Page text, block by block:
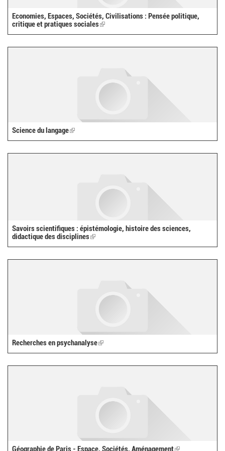
Economies, Espaces, Sociétés, Civilisations : Pensée politique,
critique et pratiques sociales(link
is
Science du langage(link
is
Savoirs scientifiques : épistémologie, histoire des sciences,
didactique des disciplines(link
is
Recherches en psychanalyse(link
Géographie de Paris - Espace, Sociétés, Aménagement(link